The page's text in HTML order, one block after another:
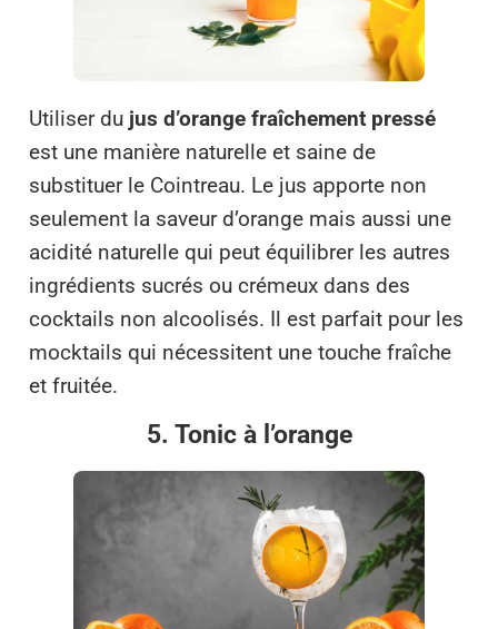
Utiliser du jus d’orange fraîchement pressé
est une manière naturelle et saine de
substituer le Cointreau. Le jus apporte non
seulement la saveur d’orange mais aussi une
acidité naturelle qui peut équilibrer les autres
ingrédients sucrés ou crémeux dans des
cocktails non alcoolisés. Il est parfait pour les
mocktails qui nécessitent une touche fraîche
et fruitée.
5. Tonic à l’orange